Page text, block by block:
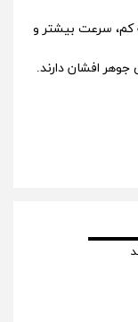
کم، سرعت بیشتر و
جوهر افشان دارند.